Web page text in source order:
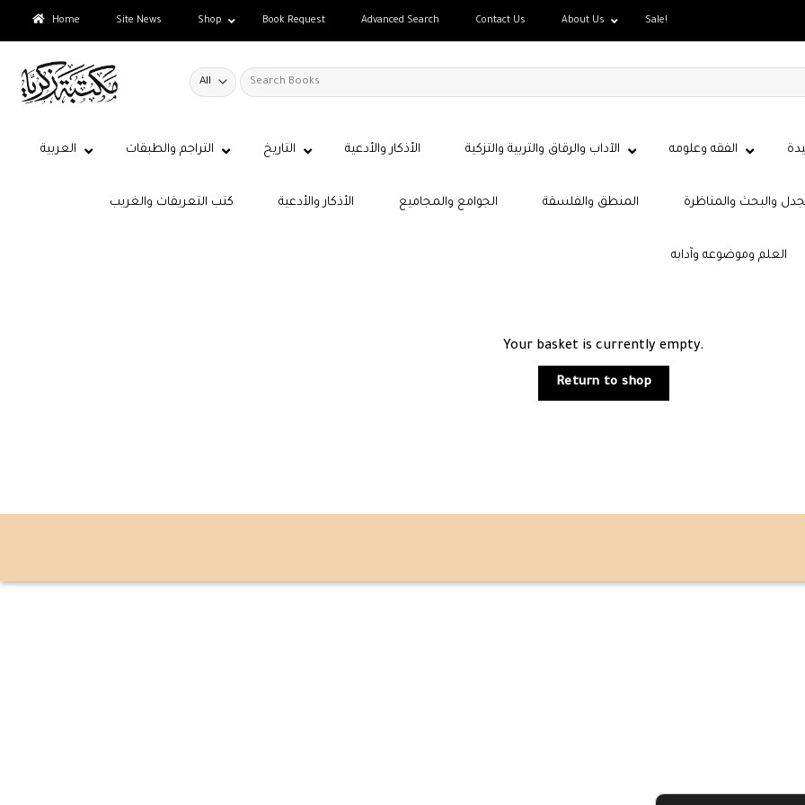
Home Site News Shop Book Request Advanced Search Contact Us About Us Sale!
Search
for:
الفقه وعلومه الآداب والرقاق والتربية والتزكية الأذكار والأدعية التاريخ التراجم والطبقات العربية
كتب التعريفات والغريب الأذكار والأدعية الجوامع والمجاميع المنطق والفلسفة والبحث والمناظرة
العلم وموضوعه وآدابه
Your basket is currently empty.
Return to shop